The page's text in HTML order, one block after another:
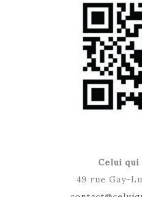
Celui
49 rue Gay-